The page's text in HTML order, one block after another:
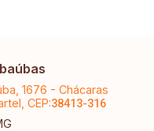
1676 - Chácaras
CEP:38413-316